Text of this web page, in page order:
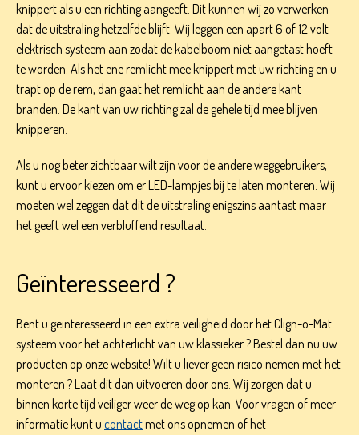
knippert als u een richting aangeeft. Dit kunnen wij zo verwerken
dat de uitstraling hetzelfde blijft. Wij leggen een apart 6 of 12 volt
elektrisch systeem aan zodat de kabelboom niet aangetast hoeft
te worden. Als het ene remlicht mee knippert met uw richting en u
trapt op de rem, dan gaat het remlicht aan de andere kant
branden. De kant van uw richting zal de gehele tijd mee blijven
knipperen.
Als u nog beter zichtbaar wilt zijn voor de andere weggebruikers,
kunt u ervoor kiezen om er LED-lampjes bij te laten monteren. Wij
moeten wel zeggen dat dit de uitstraling enigszins aantast maar
het geeft wel een verbluffend resultaat.
Geïnteresseerd ?
Bent u geïnteresseerd in een extra veiligheid door het Clign-o-Mat
systeem voor het achterlicht van uw klassieker ? Bestel dan nu uw
producten op onze website! Wilt u liever geen risico nemen met het
monteren ? Laat dit dan uitvoeren door ons. Wij zorgen dat u
binnen korte tijd veiliger weer de weg op kan. Voor vragen of meer
informatie kunt u contactmet ons opnemen of het